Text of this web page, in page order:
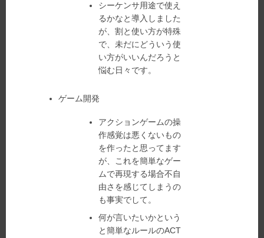
シーケンサ用途で使え
るかなと導入しました
が、割と使い方が特殊
で、未だにどういう使
い方がいいんだろうと
悩む日々です。
ゲーム開発
アクションゲームの操
作感覚は悪くないもの
を作ったと思ってます
が、これを簡単なゲー
ムで再現する場合不自
由さを感じてしまうの
も事実でして。
何が言いたいかという
と簡単なルールのACT